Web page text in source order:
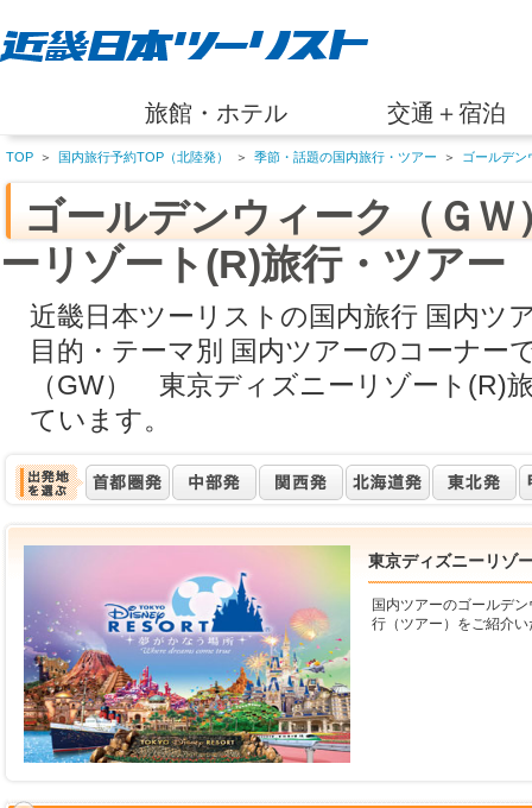
旅館・ホテル 交通＋宿泊
TOP ＞ 国内旅行予約TOP（北陸発） ＞ 季節・話題の国内旅行・ツアー ＞ ゴールデン
ゴールデンウィーク（Ｇ
ーリゾート(R)旅行・ツアー
近畿日本ツーリストの国内旅行 国内ツ
目的・テーマ別 国内ツアーのコーナー
（GW） 東京ディズニーリゾート(R)
ています。
東京ディズニーリゾ
国内ツアーのゴールデ
行（ツアー）をご紹介